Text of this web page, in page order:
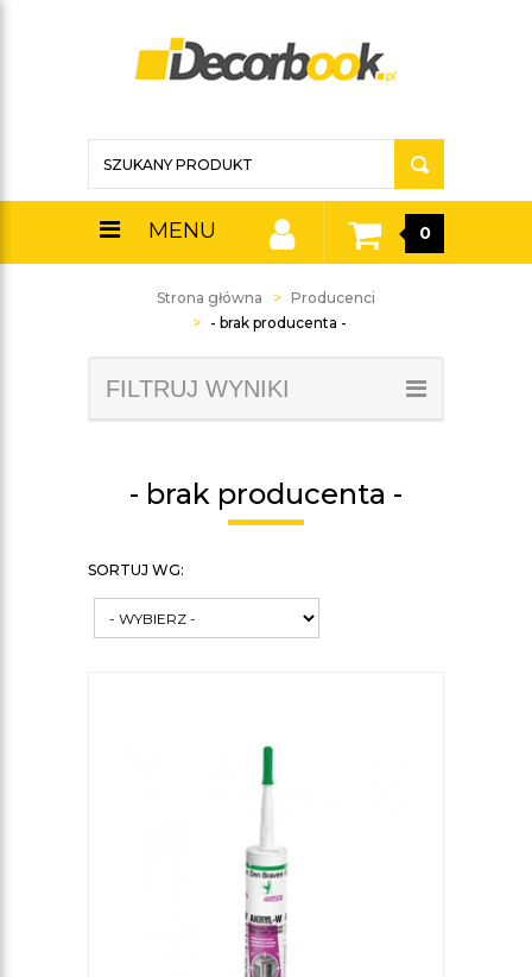
MENU 0
Strona główna
Producenci
- brak producenta -
FILTRUJ WYNIKI
- brak producenta -
SORTUJ WG: